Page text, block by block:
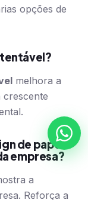
opções de
melhora a
crescente
de papel
empresa?
a
Reforça a